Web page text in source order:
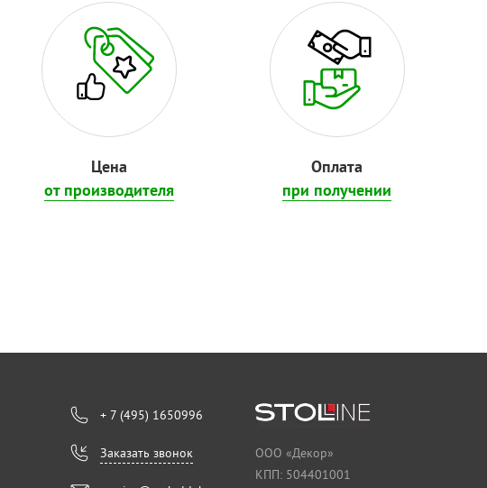
Цена
от производителя
Оплата
при получении
+ 7 (495) 1650996
Заказать звонок
ООО «Декор»
КПП: 504401001